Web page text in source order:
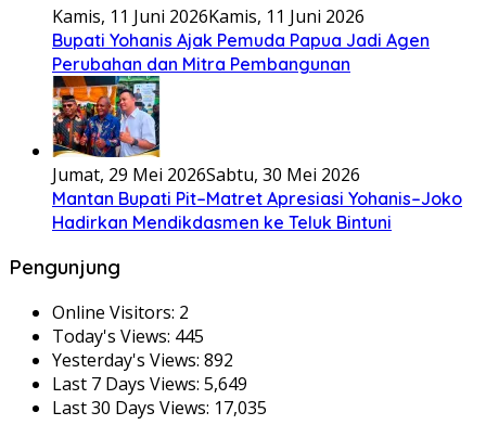
Kamis, 11 Juni 2026Kamis, 11 Juni 2026
Bupati Yohanis Ajak Pemuda Papua Jadi Agen
Perubahan dan Mitra Pembangunan
Jumat, 29 Mei 2026Sabtu, 30 Mei 2026
Mantan Bupati Pit–Matret Apresiasi Yohanis–Joko
Hadirkan Mendikdasmen ke Teluk Bintuni
Pengunjung
Online Visitors: 2
Today's Views: 445
Yesterday's Views: 892
Last 7 Days Views: 5,649
Last 30 Days Views: 17,035